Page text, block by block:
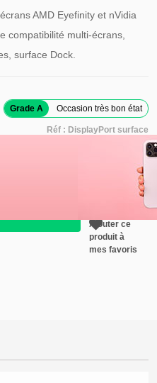
AMD Eyefinity et nVidia
compatibilité multi-écrans,
surface Dock.
Grade A Occasion très bon état
Réf : DisplayPort surface
Ajouter ce
produit à
mes favoris